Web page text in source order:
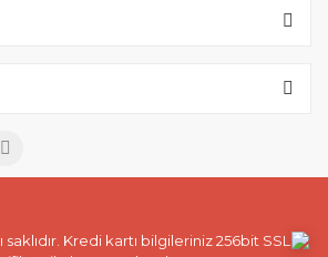
Kredi kartı bilgileriniz 256bit SSL